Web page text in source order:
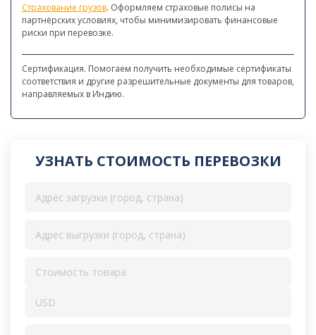
Страхование грузов. Оформляем страховые полисы на
партнёрских условиях, чтобы минимизировать финансовые
риски при перевозке.
Сертификация. Помогаем получить необходимые сертификаты
соответствия и другие разрешительные документы для товаров,
направляемых в Индию.
УЗНАТЬ СТОИМОСТЬ ПЕРЕВОЗКИ